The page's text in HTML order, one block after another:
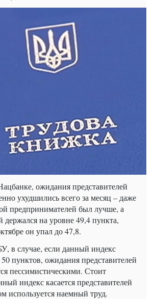
ожидания представителей
ухудшились всего за месяц – даже
предпринимателей был лучше, а
на уровне 49,4 пункта,
он упал до 47,8.
в случае, если данный индекс
пунктов, ожидания представителей
пессимистическими. Стоит
индекс касается представителей
используется наемный труд.